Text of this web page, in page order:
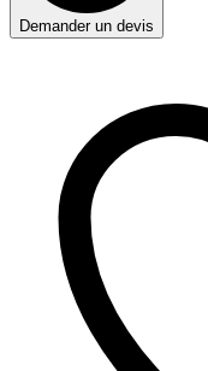
Demander un devis